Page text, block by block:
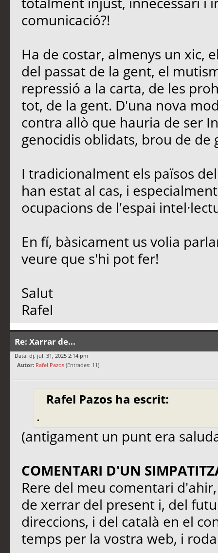
comunicació?!
Ha de costar, almenys un xic,
del passat de la gent, el
repressió a la carta, de les
tot, de la gent. D'una nova
contra allò que hauria de ser
genocidis oblidats, brou de de
I tradicionalment els països
han estat al cas, i
ocupacions de l'espai
En fí, bàsicament us volia
veure que s'hi pot fer!
Salut
Rafel
Re: Xarrar de...
Data: dj. jul. 31, 2025 2:14 pm
Autor: Rafel Pazos (Entrades: 11)
Rafel Pazos ha escrit:
.
(antigament un punt era
COMENTARI D'UN
Rere del meu comentari
de xerrar del present i, del
direccions, i del català en el
temps per la vostra web, i